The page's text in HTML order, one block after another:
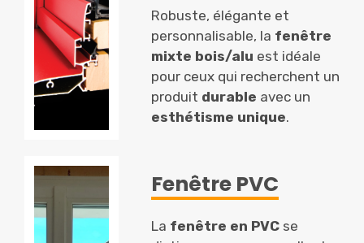
Robuste, élégante et
personnalisable, la fenêtre
mixte bois/alu est idéale
pour ceux qui recherchent un
produit durable avec un
esthétisme unique.
Fenêtre PVC
La fenêtre en PVC se